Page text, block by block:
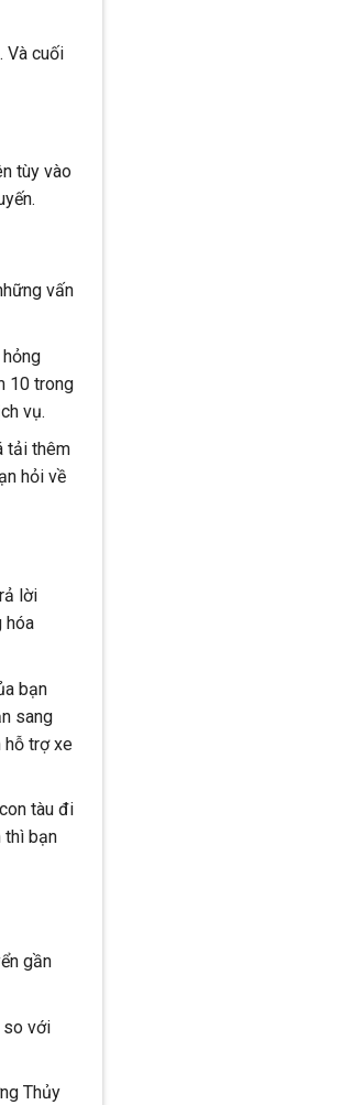
Và cuối
tùy vào
vấn
10 trong
vụ.
tải thêm
hỏi về
lời
hóa
bạn
sang
hỗ trợ xe
tàu đi
thì bạn
gần
so với
Thủy